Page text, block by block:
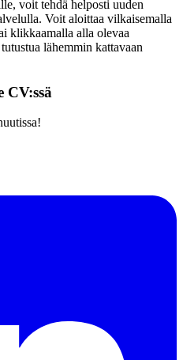
voit tehdä helposti uuden
Voit aloittaa vilkaisemalla
klikkaamalla alla olevaa
lähemmin kattavaan